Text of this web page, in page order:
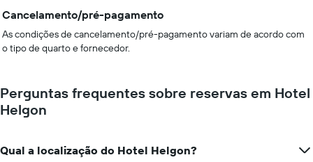
Cancelamento/pré-pagamento
As condições de cancelamento/pré-pagamento variam de acordo com
o tipo de quarto e fornecedor.
Perguntas frequentes sobre reservas em Hotel
Helgon
Qual a localização do Hotel Helgon?